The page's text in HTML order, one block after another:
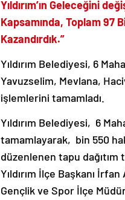
Yıldırım’ın Geleceğini
Kapsamında, Toplam 97
Kazandırdık.”
Yıldırım Belediyesi, 6
Yavuzselim, Mevlana,
işlemlerini tamamladı.
Yıldırım Belediyesi, 6
tamamlayarak, bin 550
düzenlenen tapu dağıtım
Yıldırım İlçe Başkanı
Gençlik ve Spor İlçe